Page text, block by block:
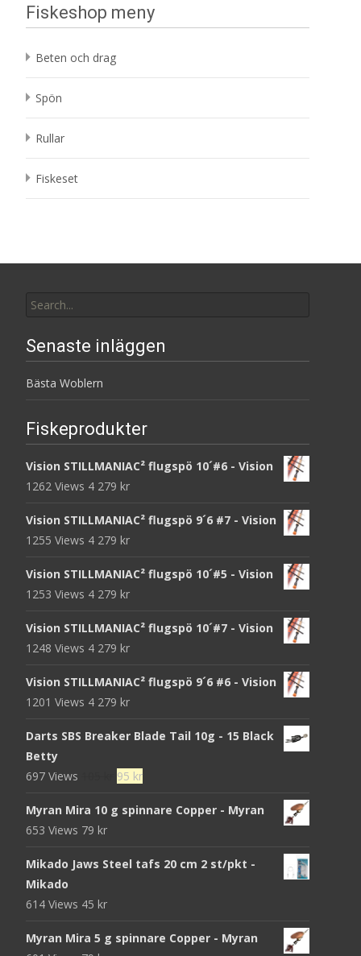
Fiskeshop meny
Beten och drag
Spön
Rullar
Fiskeset
for:
Senaste inläggen
Bästa Woblern
Fiskeprodukter
Vision STILLMANIAC² flugspö 10´#6 - Vision
1262 Views 4 279 kr
Vision STILLMANIAC² flugspö 9´6 #7 - Vision
1255 Views 4 279 kr
Vision STILLMANIAC² flugspö 10´#5 - Vision
1253 Views 4 279 kr
Vision STILLMANIAC² flugspö 10´#7 - Vision
1248 Views 4 279 kr
Vision STILLMANIAC² flugspö 9´6 #6 - Vision
1201 Views 4 279 kr
Darts SBS Breaker Blade Tail 10g - 15 Black
Betty
697 Views
Det
priset
95 krDet
priset
Myran Mira 10 g spinnare Copper - Myran
653 Views 79 kr
Mikado Jaws Steel tafs 20 cm 2 st/pkt -
Mikado
614 Views 45 kr
Myran Mira 5 g spinnare Copper - Myran